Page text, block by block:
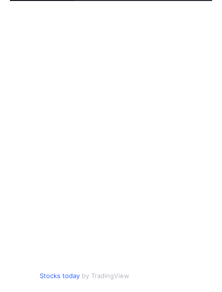
Stocks todayby TradingView